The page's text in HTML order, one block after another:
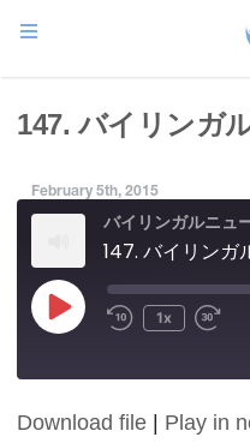
147. バイリンガ
February 5th, 2015
バイリンガルニュ
147. バイリンガ
Play
Episode
1x
SHARE
Download file Play in